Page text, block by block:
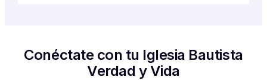
Conéctate con tu Iglesia Bautista
Verdad y Vida